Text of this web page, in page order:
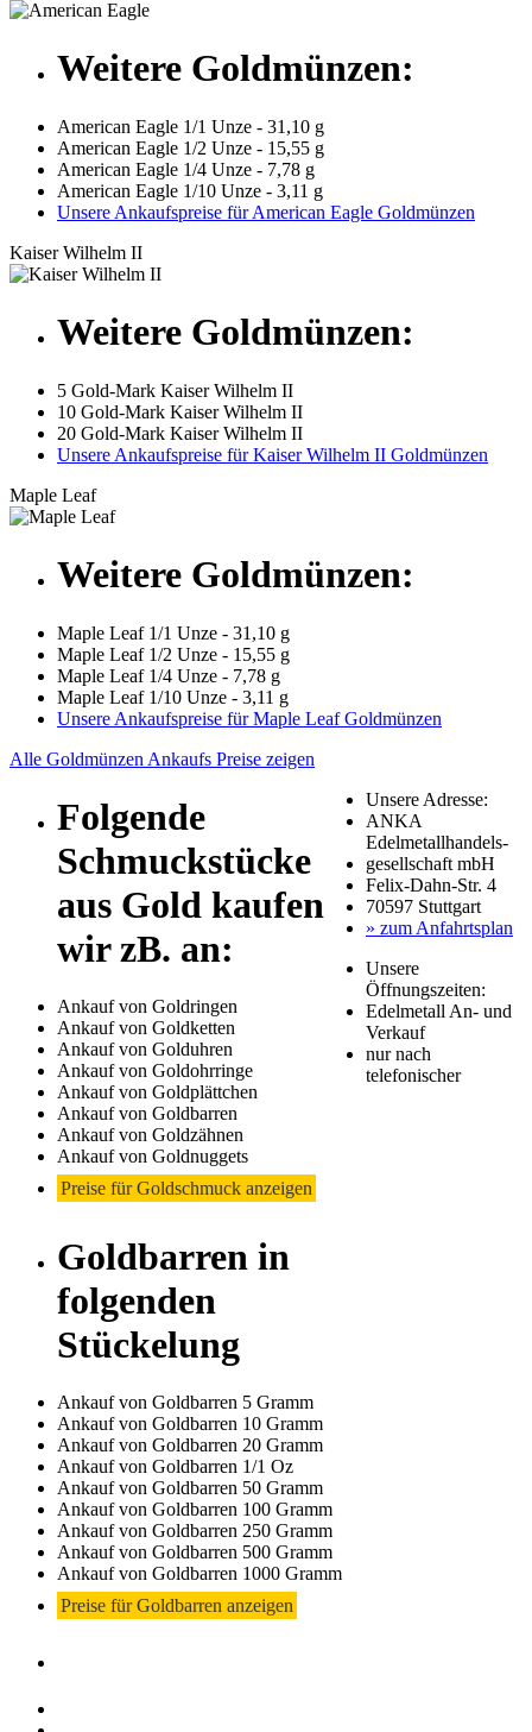
Weitere Goldmünzen:
American Eagle 1/1 Unze - 31,10 g
American Eagle 1/2 Unze - 15,55 g
American Eagle 1/4 Unze - 7,78 g
American Eagle 1/10 Unze - 3,11 g
Unsere Ankaufspreise für American Eagle Goldmünzen
Kaiser Wilhelm II
Weitere Goldmünzen:
5 Gold-Mark Kaiser Wilhelm II
10 Gold-Mark Kaiser Wilhelm II
20 Gold-Mark Kaiser Wilhelm II
Unsere Ankaufspreise für Kaiser Wilhelm II Goldmünzen
Maple Leaf
Weitere Goldmünzen:
Maple Leaf 1/1 Unze - 31,10 g
Maple Leaf 1/2 Unze - 15,55 g
Maple Leaf 1/4 Unze - 7,78 g
Maple Leaf 1/10 Unze - 3,11 g
Unsere Ankaufspreise für Maple Leaf Goldmünzen
Alle Goldmünzen Ankaufs Preise zeigen
Folgende
Schmuckstücke
aus Gold kaufen
wir zB. an:
Ankauf von Goldringen
Ankauf von Goldketten
Ankauf von Golduhren
Ankauf von Goldohrringe
Ankauf von Goldplättchen
Ankauf von Goldbarren
Ankauf von Goldzähnen
Ankauf von Goldnuggets
Preise für Goldschmuck anzeigen
Goldbarren in
folgenden
Stückelung
Ankauf von Goldbarren 5 Gramm
Ankauf von Goldbarren 10 Gramm
Ankauf von Goldbarren 20 Gramm
Ankauf von Goldbarren 1/1 Oz
Ankauf von Goldbarren 50 Gramm
Ankauf von Goldbarren 100 Gramm
Ankauf von Goldbarren 250 Gramm
Ankauf von Goldbarren 500 Gramm
Ankauf von Goldbarren 1000 Gramm
Preise für Goldbarren anzeigen
Unsere Adresse:
ANKA
Edelmetallhandels-
gesellschaft mbH
Felix-Dahn-Str. 4
70597 Stuttgart
» zum Anfahrtsplan
Unsere
Öffnungszeiten:
Edelmetall An- und
Verkauf
nur nach
telefonischer